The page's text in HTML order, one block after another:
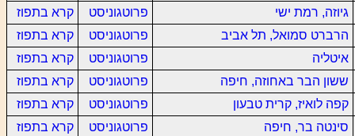
גיוזה, רמת ישי
פרוטגוניסט
קרא בתפוז
הרברט סמואל, תל אביב
פרוטגוניסט
קרא בתפוז
איטליה
פרוטגוניסט
קרא בתפוז
ששון הבר באחוזה, חיפה
פרוטגוניסט
קרא בתפוז
קפה לואיז, קרית טבעון
פרוטגוניסט
קרא בתפוז
סינטה בר, חיפה
פרוטגוניסט קרא בתפוז